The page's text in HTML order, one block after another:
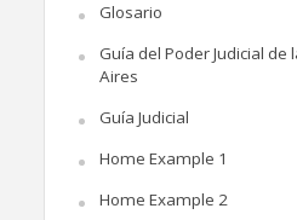
Glosario
Guía del Poder Judicial de
Aires
Guía Judicial
Home Example 1
Home Example 2